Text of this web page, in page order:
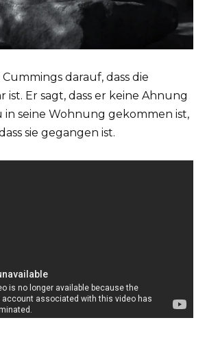
darauf, dass die
ist. Er sagt, dass er keine Ahnung
in seine Wohnung gekommen ist,
sie gegangen ist.